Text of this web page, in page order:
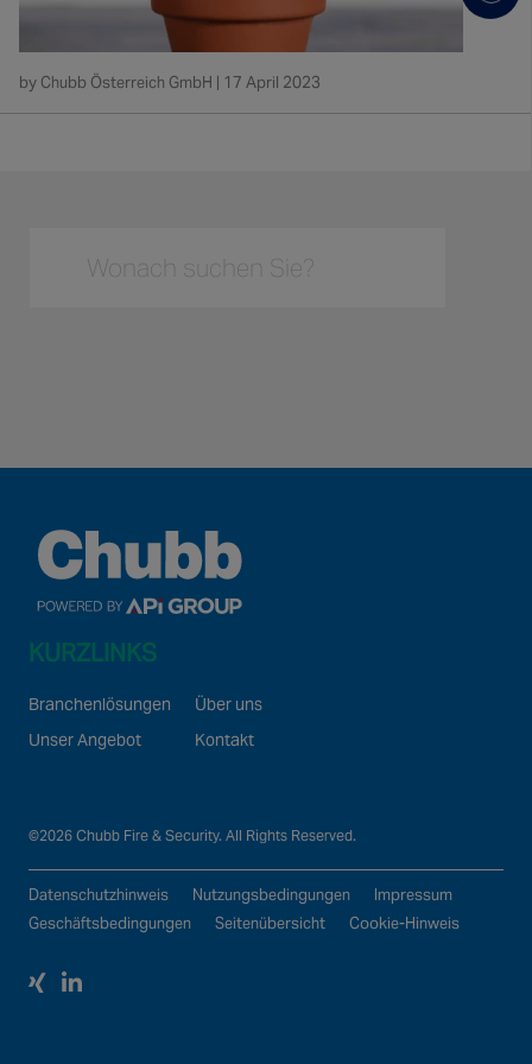
by Chubb Österreich GmbH | 17 April 2023
Array
    [text] =>
    [colour] =>
KURZLINKS
Branchenlösungen
Unser Angebot
Über uns
Kontakt
©2026 Chubb Fire & Security. All Rights Reserved.
Datenschutzhinweis Nutzungsbedingungen
Impressum
Geschäftsbedingungen
Seitenübersicht Cookie-Hinweis
xing